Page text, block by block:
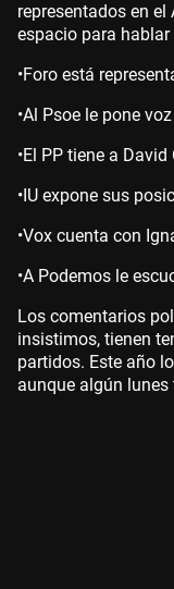
representados en
espacio para
•Foro está
•Al Psoe le pone
•El PP tiene a David
•IU expone sus
•Vox cuenta con
•A Podemos le
Los comentarios
insistimos, tienen
partidos. Este año
aunque algún lunes